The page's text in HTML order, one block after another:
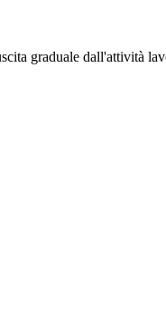
graduale dall'attività